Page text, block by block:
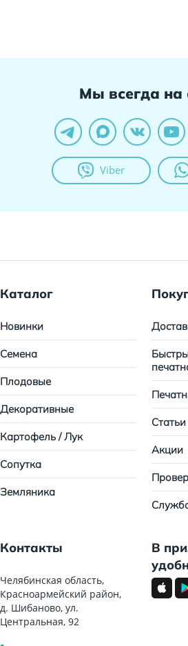
Мы всегда на
Viber
Каталог
Новинки
Семена
Плодовые
Декоративные
Картофель / Лук
Сопутка
Земляника
Акции
Контакты
Челябинская область,
Красноармейский район,
д. Шибаново, ул.
Центральная, 92
В